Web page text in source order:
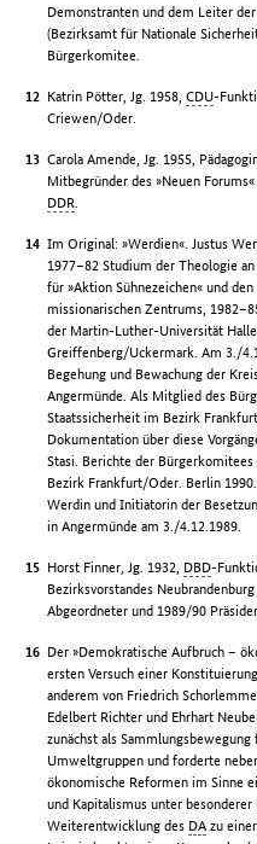
Demonstranten und dem Leiter
(Bezirksamt für Nationale
Bürgerkomitee.
Katrin Pötter, Jg. 1958,CDU-
Criewen/Oder.
Carola Amende, Jg. 1955,
Mitbegründer des »Neuen
DDR
Im Original: »Werdien«. Justus
1977–82 Studium der Theologie
für »Aktion Sühnezeichen« und
missionarischen Zentrums,
der Martin-Luther-Universität
Greiffenberg/Uckermark. Am 3./
Begehung und Bewachung der
Angermünde. Als Mitglied des
Staatssicherheit im Bezirk
Dokumentation über diese
Stasi. Berichte der
Bezirk Frankfurt/Oder. Berlin
Werdin und Initiatorin der
in Angermünde am 3./4.12.1989.
Horst Finner, Jg. 1932, DBD-
Bezirksvorstandes
Abgeordneter und 1989/90
Der »Demokratische Aufbruch –
ersten Versuch einer
anderem von Friedrich
Edelbert Richter und Ehrhart
zunächst als
Umweltgruppen und forderte
ökonomische Reformen im Sinne
und Kapitalismus unter
Weiterentwicklung des DA zu